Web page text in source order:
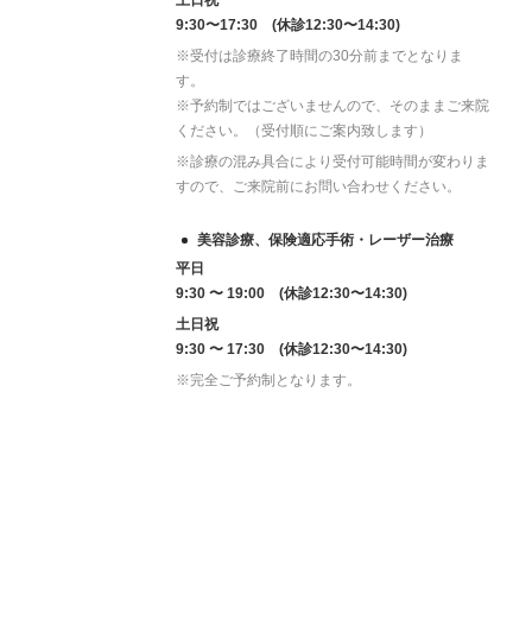
9:30〜17:30 (休診12:30〜14:30)
※受付は診療終了時間の30分前までとなりま
す。
※予約制ではございませんので、そのままご来院
ください。（受付順にご案内致します）
※診療の混み具合により受付可能時間が変わりま
すので、ご来院前にお問い合わせください。
美容診療、保険適応手術・レーザー治療
平日
9:30 〜 19:00 (休診12:30〜14:30)
土日祝
9:30 〜 17:30 (休診12:30〜14:30)
※完全ご予約制となります。